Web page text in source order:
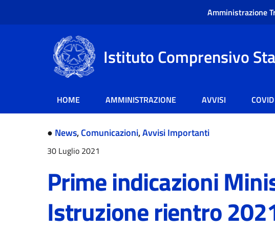
Amministrazione
Istituto Comprensivo
HOME AMMINISTRAZIONE AVVISI
● News,Comunicazioni,Avvisi Importanti
30 Luglio 2021
Prime indicazioni
Istruzione rientro